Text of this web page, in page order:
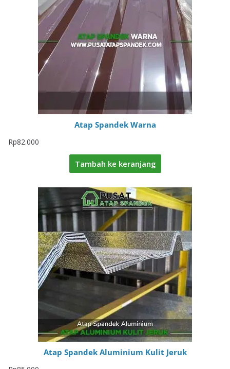
Atap Spandek Warna
Rp82.000
Tambah ke keranjang
Atap Spandek Aluminium Kulit Jeruk